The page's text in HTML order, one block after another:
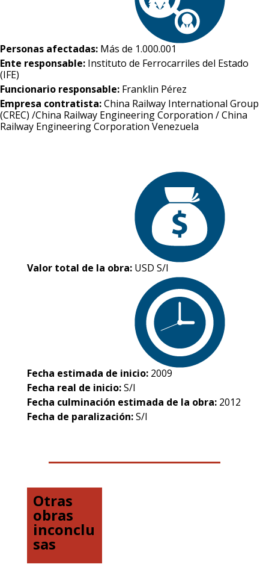
Personas afectadas: Más de 1.000.001
Ente responsable: Instituto de Ferrocarriles del Estado
(IFE)
Funcionario responsable: Franklin Pérez
Empresa contratista:China Railway International Group
(CREC) /China Railway Engineering Corporation / China
Railway Engineering Corporation Venezuela
Valor total de la obra: USD S/I
Fecha estimada de inicio: 2009
Fecha real de inicio:S/I
Fecha culminación estimada de la obra: 2012
Fecha de paralización:S/I
Otras
obras
inconclu
sas